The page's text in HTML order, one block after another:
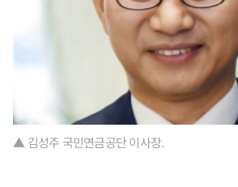
▲ 김성주 국민연금공단 이사장.